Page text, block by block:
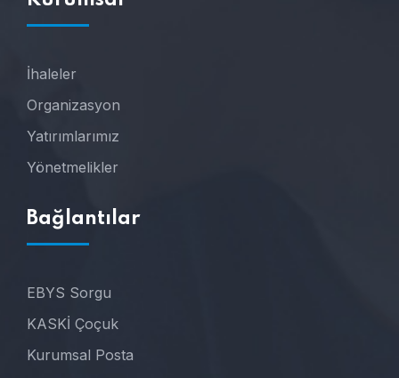
İhaleler
Organizasyon
Yatırımlarımız
Yönetmelikler
Bağlantılar
EBYS Sorgu
KASKİ Çoçuk
Kurumsal Posta